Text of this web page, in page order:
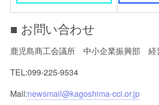
■ お問い合わせ
鹿児島商工会議所 中小企業振興部 経
TEL:099-225-9534
Mail:newsmail@kagoshima-cci.or.jp